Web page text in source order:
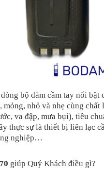
bộ đàm cầm tay nổi bật
nhỏ và nhẹ cùng
va đập, mưa bụi), tiêu
thực sự là thiết bị liên lạc
nghiệp…
giúp Quý Khách điều gì?